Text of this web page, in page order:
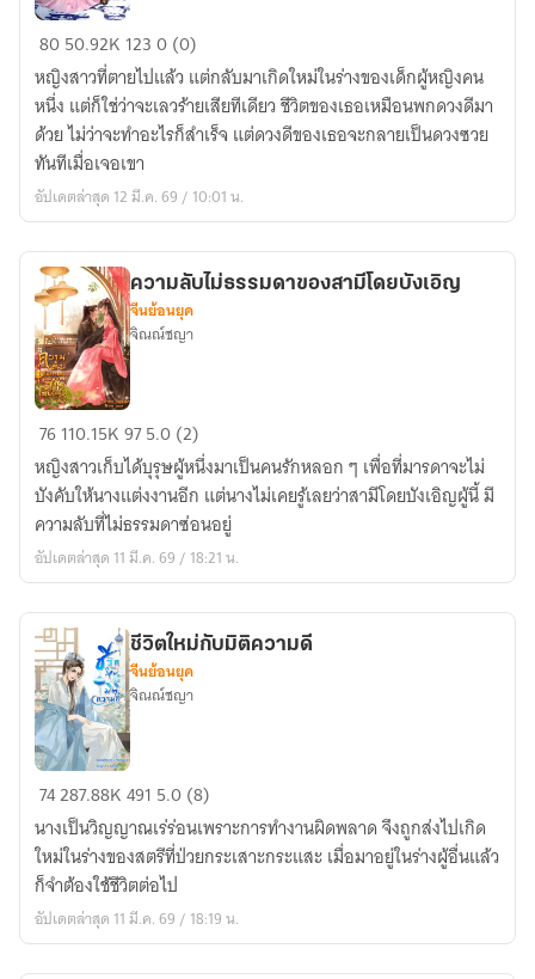
ฉัน
คือ
คน
ดวง
ดี
จน
กระทั่ง
เจอ
เขา
8050.92K 1230 (0)
หญิงสาวที่ตายไปแล้ว แต่กลับมาเกิดใหม่ในร่างของเด็กผู้หญิงคน
หนึ่ง แต่ก็ใช่ว่าจะเลวร้ายเสียทีเดียว ชีวิตของเธอเหมือนพกดวงดีมา
ด้วย ไม่ว่าจะทำอะไรก็สำเร็จ แต่ดวงดีของเธอจะกลายเป็นดวงซวย
ทันทีเมื่อเจอเขา
อัปเดตล่าสุด 12 มี.ค. 69 / 10:01 น.
ความ
ลับ
ไม่
ธรรมดา
ของ
สามี
บังเอิญ
ความลับไม่ธรรมดาของสามีโดยบังเอิญ
จีนย้อนยุค
จิณณ์ชญา
76110.15K975.0 (2)
หญิงสาวเก็บได้บุรุษผู้หนึ่งมาเป็นคนรักหลอก ๆ เพื่อที่มารดาจะไม่
บังคับให้นางแต่งงานอีก แต่นางไม่เคยรู้เลยว่าสามีโดยบังเอิญผู้นี้ มี
ความลับที่ไม่ธรรมดาซ่อนอยู่
อัปเดตล่าสุด 11 มี.ค. 69 / 18:21 น.
ชีวิต
ใหม่
กับ
มิติ
ความ
ดี
ชีวิตใหม่กับมิติความดี
จีนย้อนยุค
จิณณ์ชญา
74287.88K491 5.0 (8)
นางเป็นวิญญาณเร่ร่อนเพราะการทำงานผิดพลาด จึงถูกส่งไปเกิด
ใหม่ในร่างของสตรีที่ป่วยกระเสาะกระแสะ เมื่อมาอยู่ในร่างผู้อื่นแล้ว
ก็จำต้องใช้ชีวิตต่อไป
อัปเดตล่าสุด 11 มี.ค. 69 / 18:19 น.